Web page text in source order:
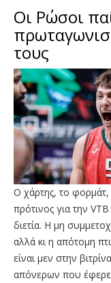
Οι Ρώσοι
τους
Ο χάρτης, το φορμάτ,
πρότινος για την
διετία. Η μη
αλλά κι η απότομη
είναι μεν στην
απόνερων που έφερε